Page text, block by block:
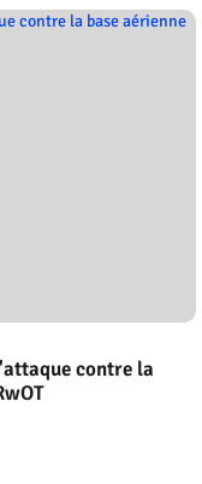
contre la